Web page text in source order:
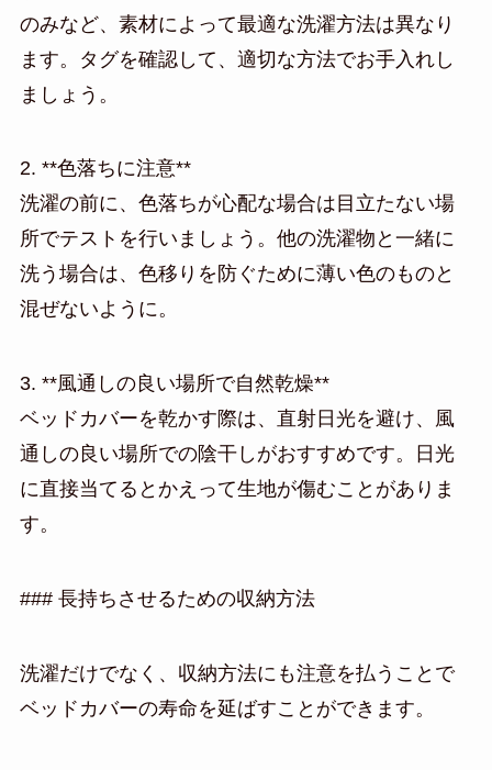
のみなど、素材によって最適な洗濯方法は異なり
ます。タグを確認して、適切な方法でお手入れし
ましょう。
2. **色落ちに注意**
洗濯の前に、色落ちが心配な場合は目立たない場
所でテストを行いましょう。他の洗濯物と一緒に
洗う場合は、色移りを防ぐために薄い色のものと
混ぜないように。
3. **風通しの良い場所で自然乾燥**
ベッドカバーを乾かす際は、直射日光を避け、風
通しの良い場所での陰干しがおすすめです。日光
に直接当てるとかえって生地が傷むことがありま
す。
### 長持ちさせるための収納方法
洗濯だけでなく、収納方法にも注意を払うことで
ベッドカバーの寿命を延ばすことができます。